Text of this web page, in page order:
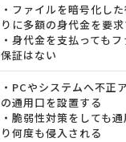
・ファイルを暗号化し
りに多額の身代金を要
・身代金を支払っても
保証はない
・PCやシステムへ不正
の通用口を設置する
・脆弱性対策をしても
り何度も侵入される